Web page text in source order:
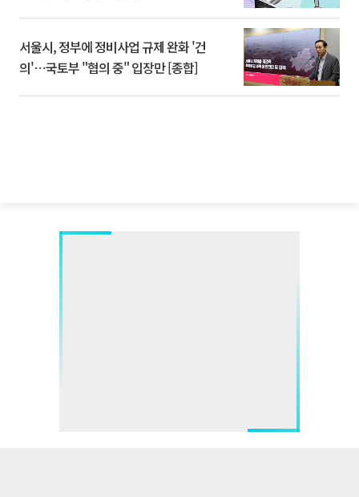
서울시, 정부에 정비사업 규제 완화 '건
의'⋯국토부 "협의 중" 입장만 [종합]